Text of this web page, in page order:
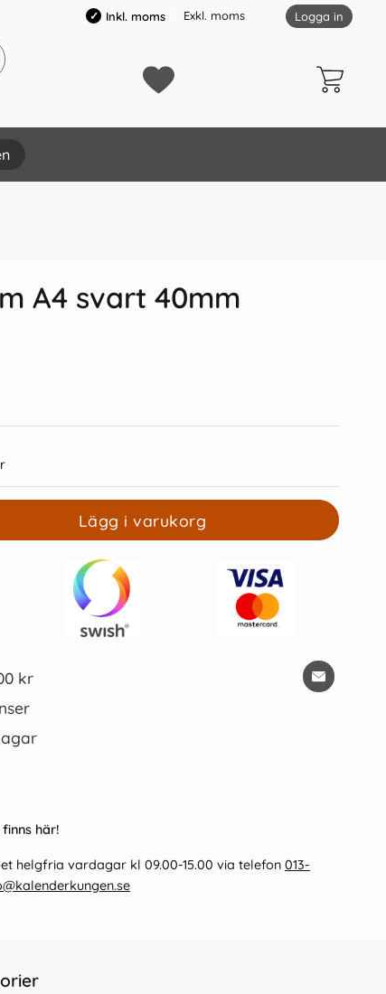
Inkl. moms Exkl. moms Logga in
JOPA A4 1-20
kr/st
röd/grön/blå/svart
68 kr/st
A4 svart 40mm
Lägg i varukorg
kr
här!
helgfria vardagar kl 09.00-15.00 via telefon 013-